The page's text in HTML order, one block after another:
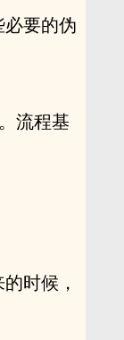
要的伪
流程基
时候，